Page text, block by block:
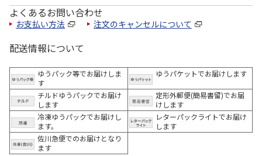
よくあるお問い合わせ
お支払い方法 注文のキャンセルについて
配送情報について
ゆうパック等でお届けしま
す
ゆうパケットでお届けします
チルドゆうパックでお届け
します
定形外郵便(簡易書留)でお届
けします
冷凍ゆうパックでお届けし
ます。
レターパックライトでお届け
します
佐川急便でのお届けとなり
ます